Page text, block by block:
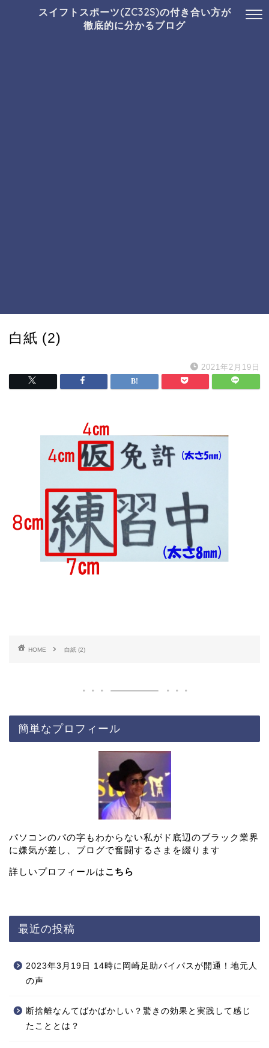
スイフトスポーツ(ZC32S)の付き合い方が
徹底的に分かるブログ
白紙 (2)
2021年2月19日
HOME 白紙 (2)
簡単なプロフィール
パソコンのパの字もわからない私がド底辺のブラック業界
に嫌気が差し、ブログで奮闘するさまを綴ります
詳しいプロフィールはこちら
最近の投稿
2023年3月19日 14時に岡崎足助バイパスが開通！地元人
の声
断捨離なんてばかばかしい？驚きの効果と実践して感じ
たこととは？